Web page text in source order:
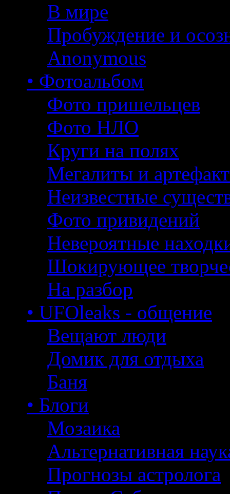
В мире
Пробуждение и
Anonymous
• Фотоальбом
Фото пришельцев
Фото НЛО
Круги на полях
Мегалиты и
Неизвестные
Фото привидений
Невероятные
Шокирующее
На разбор
• UFOleaks - общение
Вещают люди
Домик для отдыха
Баня
• Блоги
Мозаика
Альтернативная
Прогнозы астролога